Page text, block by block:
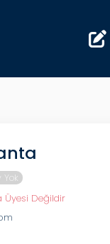
Yok
Üyesi Değildir